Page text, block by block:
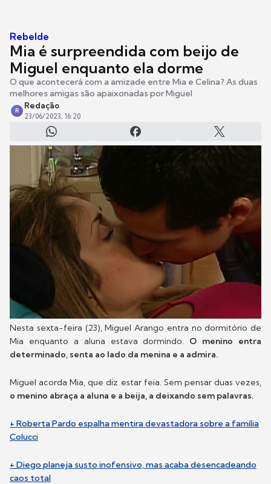
Rebelde
Mia é surpreendida com beijo de
Miguel enquanto ela dorme
O que acontecerá com a amizade entre Mia e Celina? As duas
melhores amigas são apaixonadas por Miguel
R
Redação
23/06/2023, 16:20
Nesta sexta-feira (23), Miguel Arango entra no dormitório de
Mia enquanto a aluna estava dormindo. O menino entra
determinado, senta ao lado da menina e a admira.
Miguel acorda Mia, que diz estar feia. Sem pensar duas vezes,
o menino abraça a aluna e a beija, a deixando sem palavras.
+ Roberta Pardo espalha mentira devastadora sobre a família
Colucci
+ Diego planeja susto inofensivo, mas acaba desencadeando
caos total